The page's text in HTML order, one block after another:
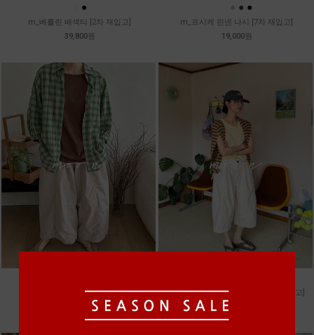
●
m_베를린 배색티 [2차 재입고]
39,800원
● ● ●
m_프시케 린넨 나시 [7차 재입고]
19,000원
m_비휴 체크 박시셔츠
52,000원
m_헤세드 스티치 데님팬츠 [4차 재입고]
87,000원